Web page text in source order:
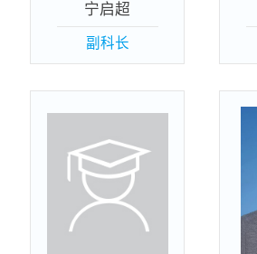
宁启超
副科长